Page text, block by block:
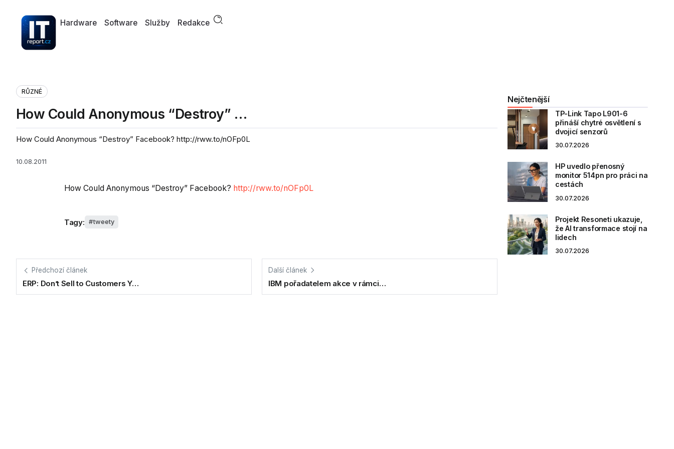
Hardware Software Služby Redakce
RŮZNÉ
How Could Anonymous “Destroy” …
How Could Anonymous “Destroy” Facebook? http://rww.to/nOFp0L
10.08.2011
How Could Anonymous “Destroy” Facebook? http://rww.to/nOFp0L
Tagy: tweety
Předchozí článek
ERP: Don’t Sell to Customers Y…
Další článek
IBM pořadatelem akce v rámci…
Nejčtenější
TP-Link Tapo L901-6
přináší chytré osvětlení s
dvojicí senzorů
30.07.2026
HP uvedlo přenosný
monitor 514pn pro práci na
cestách
30.07.2026
Projekt Resoneti ukazuje,
že AI transformace stojí na
lidech
30.07.2026